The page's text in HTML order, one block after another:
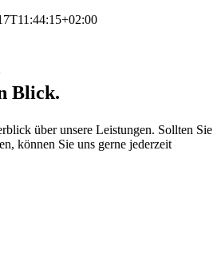
Blick.
über unsere Leistungen. Sollten Sie
können Sie uns gerne jederzeit